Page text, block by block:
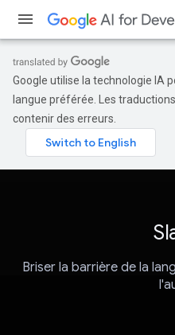
Google utilise la technologie IA
langue préférée. Les
contenir des erreurs.
Briser la barrière de la